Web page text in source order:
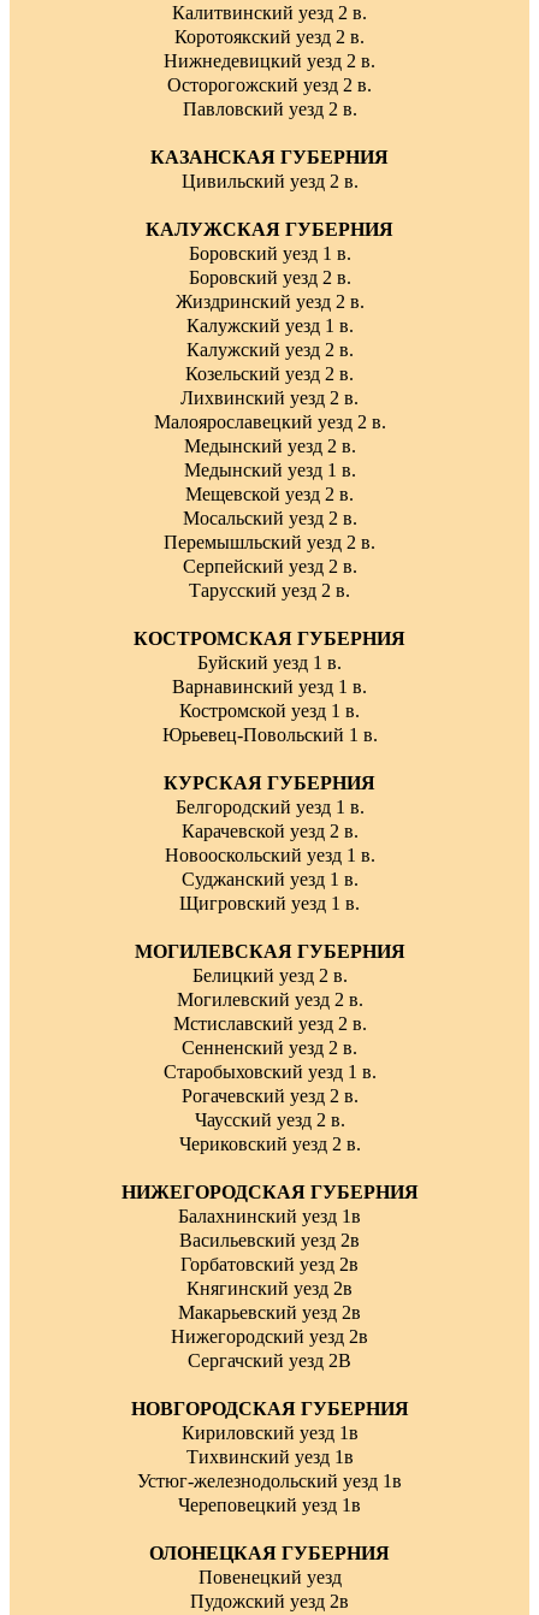
Калитвинский уезд 2 в.
Коротоякский уезд 2 в.
Нижнедевицкий уезд 2 в.
Осторогожский уезд 2 в.
Павловский уезд 2 в.
КАЗАНСКАЯ ГУБЕРНИЯ
Цивильский уезд 2 в.
КАЛУЖСКАЯ ГУБЕРНИЯ
Боровский уезд 1 в.
Боровский уезд 2 в.
Жиздринский уезд 2 в.
Калужский уезд 1 в.
Калужский уезд 2 в.
Козельский уезд 2 в.
Лихвинский уезд 2 в.
Малоярославецкий уезд 2 в.
Медынский уезд 2 в.
Медынский уезд 1 в.
Мещевской уезд 2 в.
Мосальский уезд 2 в.
Перемышльский уезд 2 в.
Серпейский уезд 2 в.
Тарусский уезд 2 в.
КОСТРОМСКАЯ ГУБЕРНИЯ
Буйский уезд 1 в.
Варнавинский уезд 1 в.
Костромской уезд 1 в.
Юрьевец-Повольский 1 в.
КУРСКАЯ ГУБЕРНИЯ
Белгородский уезд 1 в.
Карачевской уезд 2 в.
Новооскольский уезд 1 в.
Суджанский уезд 1 в.
Щигровский уезд 1 в.
МОГИЛЕВСКАЯ ГУБЕРНИЯ
Белицкий уезд 2 в.
Могилевский уезд 2 в.
Мстиславский уезд 2 в.
Сенненский уезд 2 в.
Старобыховский уезд 1 в.
Рогачевский уезд 2 в.
Чаусский уезд 2 в.
Чериковский уезд 2 в.
НИЖЕГОРОДСКАЯ ГУБЕРНИЯ
Балахнинский уезд 1в
Васильевский уезд 2в
Горбатовский уезд 2в
Княгинский уезд 2в
Макарьевский уезд 2в
Нижегородский уезд 2в
Сергачский уезд 2В
НОВГОРОДСКАЯ ГУБЕРНИЯ
Кириловский уезд 1в
Тихвинский уезд 1в
Устюг-железнодольский уезд 1в
Череповецкий уезд 1в
ОЛОНЕЦКАЯ ГУБЕРНИЯ
Повенецкий уезд
Пудожский уезд 2в